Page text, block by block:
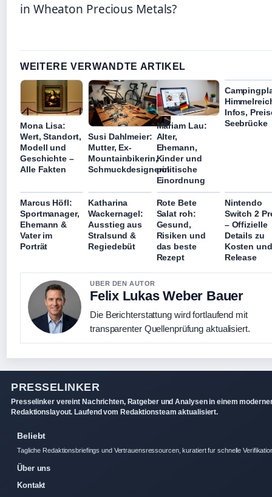
in Wheaton Precious Metals?
WEITERE VERWANDTE ARTIKEL
Mona Lisa:
Wert, Standort,
Modell und
Geschichte –
Alle Fakten
Susi Dahlmeier:
Mutter, Ex-
Mountainbikerin,
Schmuckdesignerin
Mariam Lau:
Alter,
Ehemann,
Kinder und
politische
Einordnung
Infos,
Seebrücke
Marcus Höfl:
Sportmanager,
Ehemann &
Vater im
Porträt
Katharina
Wackernagel:
Ausstieg aus
Stralsund &
Regiedebüt
Rote Bete
Salat roh:
Gesund,
Risiken und
das beste
Rezept
Nintendo
Switch 2
– Offizielle
Details zu
Kosten und
Release
UBER DEN AUTOR
Felix Lukas Weber Bauer
Die Berichterstattung wird fortlaufend mit
transparenter Quellenprüfung aktualisiert.
PRESSELINKER
Presselinker vereint Nachrichten, Ratgeber und Analysen in einem
Redaktionslayout. Laufend vom Redaktionsteam aktualisiert.
Beliebt
Tagliche Redaktionsbriefings und Vertrauensressourcen, kuratiert fur schnelle
Über uns
Kontakt